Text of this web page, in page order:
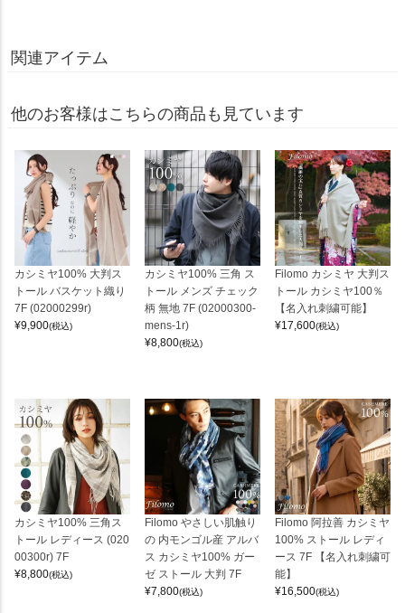
関連アイテム
他のお客様はこちらの商品も見ています
カシミヤ100% 大判ス
トール バスケット織り
7F (02000299r)
¥9,900(税込)
カシミヤ100% 三角 ス
トール メンズ チェック
柄 無地 7F (02000300-
mens-1r)
¥8,800(税込)
Filomo カシミヤ 大判ス
トール カシミヤ100％
【名入れ刺繍可能】
¥17,600(税込)
カシミヤ100% 三角ス
トール レディース (020
00300r) 7F
¥8,800(税込)
Filomo やさしい肌触り
の 内モンゴル産 アルバ
ス カシミヤ100% ガー
ゼ ストール 大判 7F
¥7,800(税込)
Filomo 阿拉善 カシミヤ
100% ストール レディ
ース 7F 【名入れ刺繍可
能】
¥16,500(税込)